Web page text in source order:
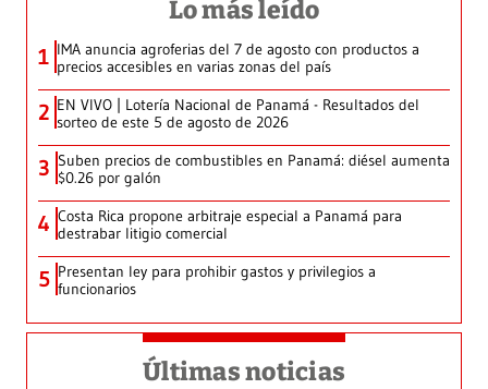
Lo más leído
1 IMA anuncia agroferias del 7 de agosto con productos a
precios accesibles en varias zonas del país
2 EN VIVO | Lotería Nacional de Panamá - Resultados del
sorteo de este 5 de agosto de 2026
3 Suben precios de combustibles en Panamá: diésel aumenta
$0.26 por galón
4 Costa Rica propone arbitraje especial a Panamá para
destrabar litigio comercial
5 Presentan ley para prohibir gastos y privilegios a
funcionarios
Últimas noticias